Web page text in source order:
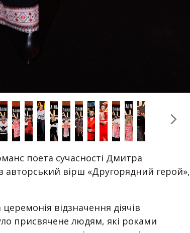
поета сучасності Дмитра
авторський вірш «Другорядний герой»,
відзначення діячів
присвячене людям, які роками